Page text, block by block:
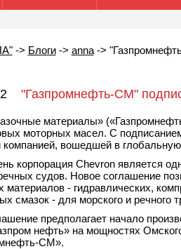
-> Блоги-> anna->
"Газпромнефть-CM"
материалы»
моторных масел. С
компанией, вошедшей в
корпорация Chevron является
судов. Новое соглашение
материалов - гидравлических,
смазок - для морского и речного
предполагает начало
нефть» на мощностях
СМ».